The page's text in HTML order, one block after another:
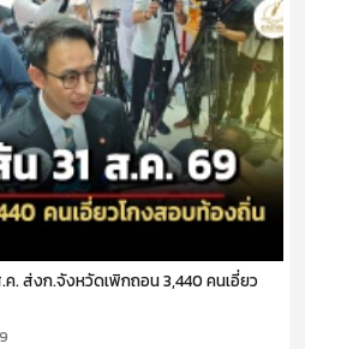
ค. ส่งก.จังหวัดเพิกถอน 3,440 คนเอี่ยว